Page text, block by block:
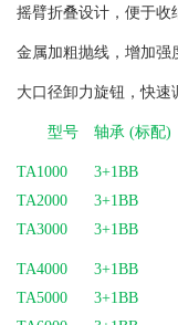
摇臂折叠设计，便于收
金属加粗抛线，增加强
大口径卸力旋钮，快速
型号 轴承 (标配)
TA1000 3+1BB
TA2000
3+1BB
TA3000
3+1BB
TA4000 3+1BB
TA5000
3+1BB